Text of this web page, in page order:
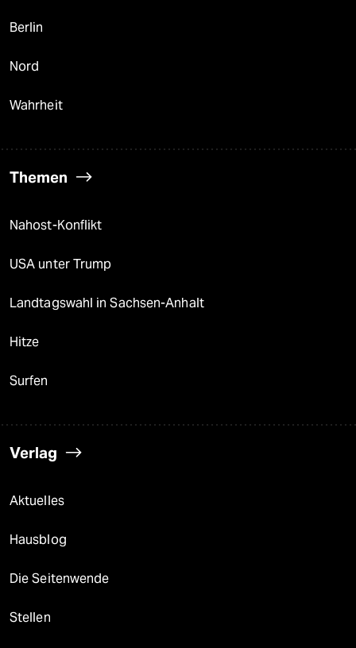
Berlin
Nord
Wahrheit
Themen
Nahost-Konflikt
USA unter Trump
Landtagswahl in Sachsen-Anhalt
Hitze
Surfen
Verlag
Aktuelles
Hausblog
Die Seitenwende
Stellen